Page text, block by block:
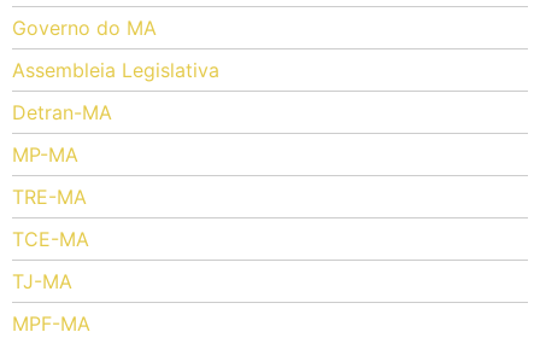
Governo do MA
Assembleia Legislativa
Detran-MA
MP-MA
TRE-MA
TCE-MA
TJ-MA
MPF-MA